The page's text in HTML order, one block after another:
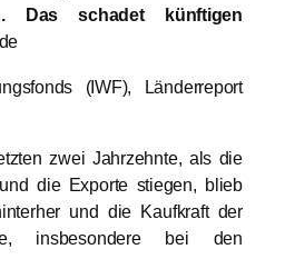
Das schadet künftigen
(IWF), Länderreport
zwei Jahrzehnte, als die
die Exporte stiegen, blieb
und die Kaufkraft der
insbesondere bei den